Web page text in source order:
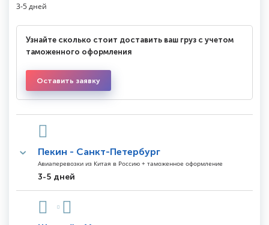
3-5 дней
Узнайте сколько стоит доставить ваш груз с учетом
таможенного оформления
Оставить заявку
Пекин - Санкт-Петербург
Авиаперевозки из Китая в Россию + таможенное оформление
3-5 дней